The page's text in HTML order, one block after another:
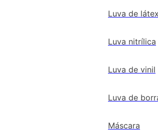
Luva de látex
Luva nitrílica
Luva de vinil
Luva de
Máscara